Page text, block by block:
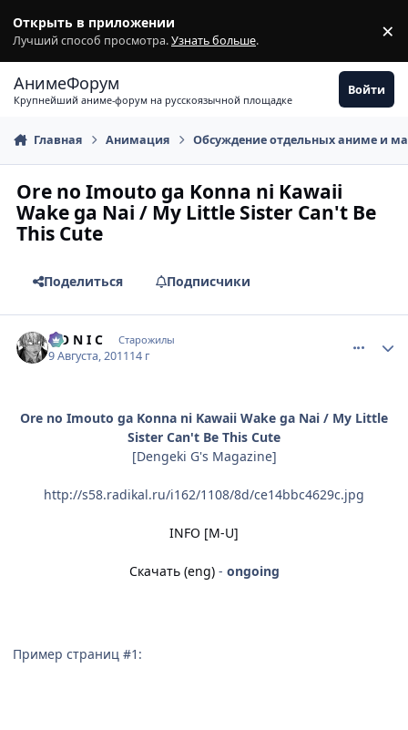
Открыть в приложении
Лучший способ просмотра.Узнать больше. ×
АнимеФорум
Крупнейший аниме-форум на русскоязычной площадке
Войти
Главная Анимация Обсуждение отдельных аниме и
Ore no Imouto ga Konna ni Kawaii
Wake ga Nai / My Little Sister Can't Be
This Cute
Поделиться Подписчики
S O N I C Старожилы
9 Августа, 201114 г
Ore no Imouto ga Konna ni Kawaii Wake ga Nai / My Little
Sister Can't Be This Cute
[Dengeki G's Magazine]
http://s58.radikal.ru/i162/1108/8d/ce14bbc4629c.jpg
INFO [M-U]
Скачать (eng)- ongoing
Пример страниц #1: